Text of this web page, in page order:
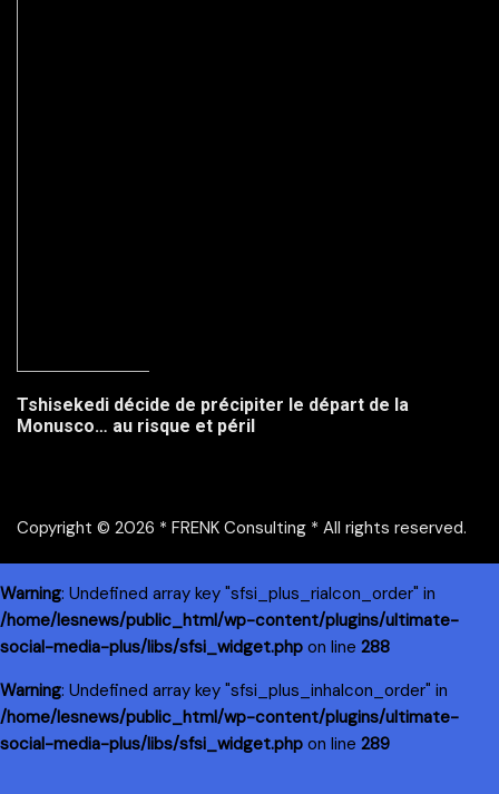
Tshisekedi décide de précipiter le départ de la
Monusco… au risque et péril
Copyright © 2026 * FRENK Consulting * All rights reserved.
Warning: Undefined array key "sfsi_plus_riaIcon_order" in
/home/lesnews/public_html/wp-content/plugins/ultimate-
social-media-plus/libs/sfsi_widget.php on line 288
Warning: Undefined array key "sfsi_plus_inhaIcon_order" in
/home/lesnews/public_html/wp-content/plugins/ultimate-
social-media-plus/libs/sfsi_widget.php on line 289